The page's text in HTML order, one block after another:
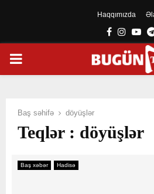
Haqqımızda
Facebook
PRIMARY
Baş səhifə döyüşlər
Teqlər : döyüşlər
Baş xəbər Hadisə